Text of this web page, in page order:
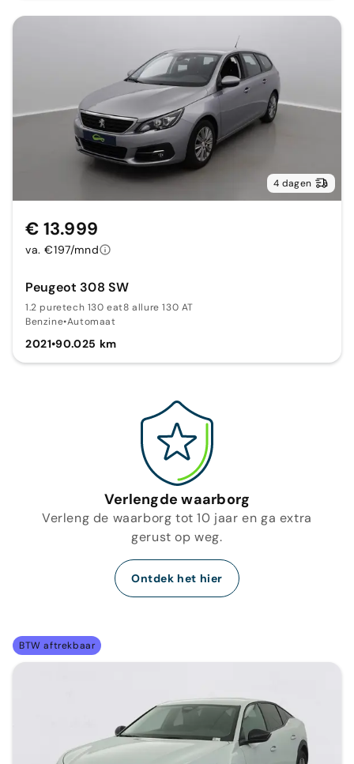
4 dagen
Peugeot 308 SW
1.2 puretech 130 eat8 allure 130 AT
Benzine•Automaat
2021•90.025 km
€ 13.999
va. €197/mnd
Verlengde waarborg
Verleng de waarborg tot 10 jaar en ga extra
gerust op weg.
Ontdek het hier
BTW aftrekbaar